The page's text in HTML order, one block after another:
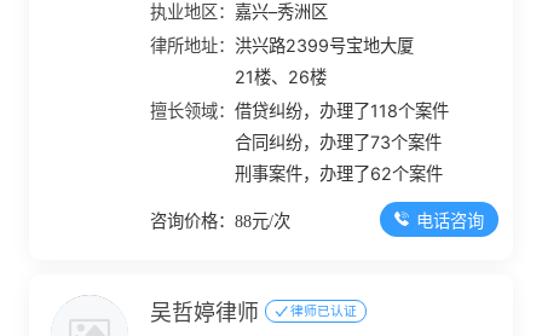
执业地区： 嘉兴–秀洲区
律所地址：洪兴路2399号宝地大厦
21楼、26楼
擅长领域：借贷纠纷，办理了118个案件
合同纠纷，办理了73个案件
刑事案件，办理了62个案件
咨询价格：88元/次 电话咨询
吴哲婷律师 律师已认证